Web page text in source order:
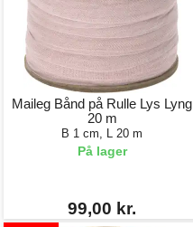
Maileg Bånd på Rulle Lys Lyng
20 m
B 1 cm, L 20 m
På lager
99,00 kr.